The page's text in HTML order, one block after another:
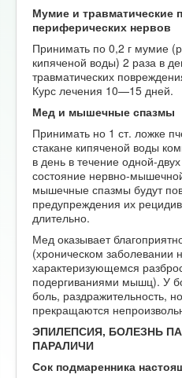
Мумие и травматические
периферических нервов
Принимать по 0,2 г мумие
кипяченой воды) 2 раза в
травматических
Курс лечения 10—15 дней.
Мед и мышечные спазмы
Принимать но 1 ст. ложке
стакане кипяченой воды
в день в течение одной-
состояние нервно-
мышечные спазмы будут
предупреждения их
длительно.
Мед оказывает
(хроническом заболевании
характеризующемся
подергиваниями мышц). У
боль, раздражительность,
прекращаются
ЭПИЛЕПСИЯ, БОЛЕЗНЬ
ПАРАЛИЧИ
Сок подмаренника